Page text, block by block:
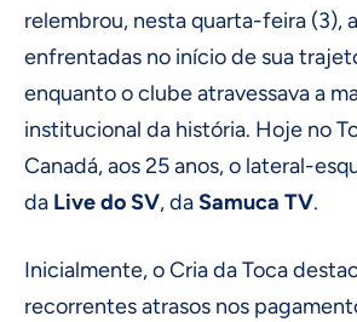
relembrou, nesta quarta-feira (3),
enfrentadas no início de sua
enquanto o clube atravessava a
institucional da história. Hoje no
Canadá, aos 25 anos, o lateral-
da Live do SV, daSamuca TV.
Inicialmente, o Cria da Toca
recorrentes atrasos nos